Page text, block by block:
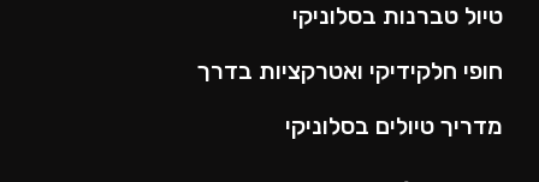
טיול טברנות בסלוניקי
חופי חלקידיקי ואטרקציות בדרך
מדריך טיולים בסלוניקי